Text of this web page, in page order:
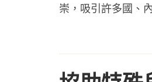
崇，吸引許多國、